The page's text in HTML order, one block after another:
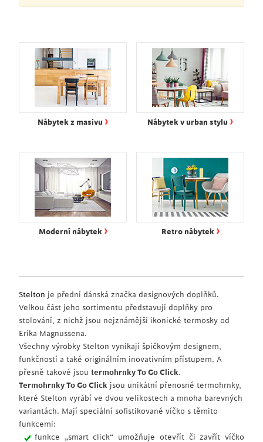
Nábytek z masivu › Nábytek v urban stylu ›
Moderní nábytek › Retro nábytek ›
Stelton je přední dánská značka designových doplňků.
Velkou část jeho sortimentu představují doplňky pro
stolování, z nichž jsou nejznámější ikonické termosky od
Erika Magnussena.
Všechny výrobky Stelton vynikají špičkovým designem,
funkčností a také originálním inovativním přístupem. A
přesně takové jsou termohrnky To Go Click.
Termohrnky To Go Click jsou unikátní přenosné termohrnky,
které Stelton vyrábí ve dvou velikostech a mnoha barevných
variantách. Mají speciální sofistikované víčko s těmito
funkcemi:
funkce „smart click“ umožňuje otevřít či zavřít víčko